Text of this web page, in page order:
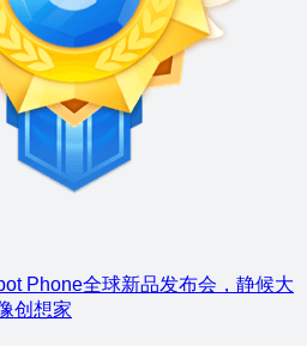
Phone全球新品发布会，静候大
创想家